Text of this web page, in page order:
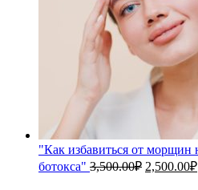
"Как избавиться от морщин
ботокса" 3,500.00₽ 2,500.00₽